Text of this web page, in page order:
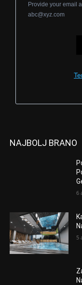
Provide your email
abc@xyz.com
NAJBOLJ BRANO
6
5